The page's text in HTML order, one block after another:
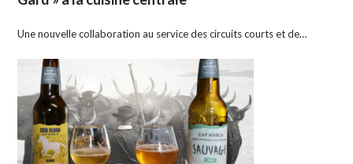
Une nouvelle collaboration au service des circuits courts et de…